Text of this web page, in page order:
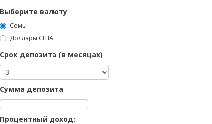
Выберите валюту
Сомы
Доллары США
Срок депозита (в месяцах)
Сумма депозита
Процентный доход: